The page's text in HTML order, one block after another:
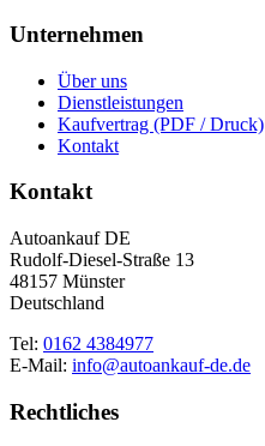
Unternehmen
Über uns
Dienstleistungen
Kaufvertrag (PDF / Druck)
Kontakt
Kontakt
Autoankauf DE
Rudolf-Diesel-Straße 13
48157 Münster
Deutschland
Tel: 0162 4384977
E-Mail: info@autoankauf-de.de
Rechtliches